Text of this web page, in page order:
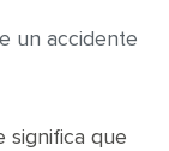
un accidente
significa que